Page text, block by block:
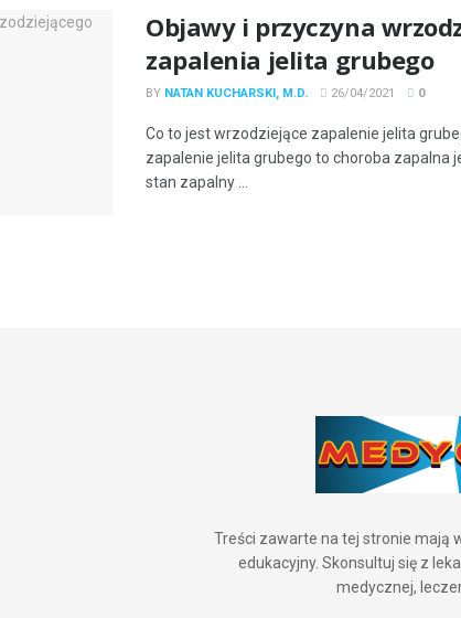
Objawy i przyczyna
zapalenia jelita grubego
BY NATAN KUCHARSKI, M.D. 26/04/2021 0
Co to jest wrzodziejące zapalenie jelita
zapalenie jelita grubego to choroba zapalna
stan zapalny ...
Treści zawarte na tej stronie mają
edukacyjny. Skonsultuj się z
medycznej,